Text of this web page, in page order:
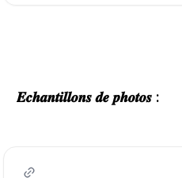
𝑬𝒄𝒉𝒂𝒏𝒕𝒊𝒍𝒍𝒐𝒏𝒔 𝒅𝒆 𝒑𝒉𝒐𝒕𝒐𝒔 :